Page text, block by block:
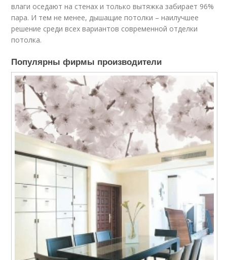
влаги оседают на стенах и только вытяжка забирает 96%
пара. И тем не менее, дышащие потолки – наилучшее
решение среди всех вариантов современной отделки
потолка.
Популярны фирмы производители